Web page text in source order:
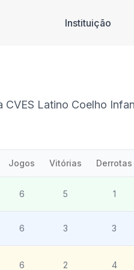
Instituição
Latino Coelho
Jogos Vitórias Derrotas
6 5 1
6 3 3
6 2 4